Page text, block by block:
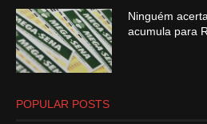
Ninguém
acumula para
POPULAR POSTS